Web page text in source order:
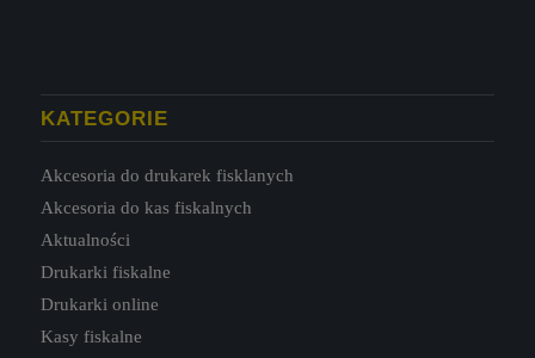
KATEGORIE
Akcesoria do drukarek fisklanych
Akcesoria do kas fiskalnych
Aktualności
Drukarki fiskalne
Drukarki online
Kasy fiskalne